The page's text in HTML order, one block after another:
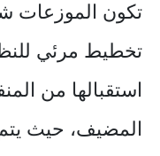
تكون الموزعات
تخطيط مرئي
استقبالها من
المضيف، حيث يتم